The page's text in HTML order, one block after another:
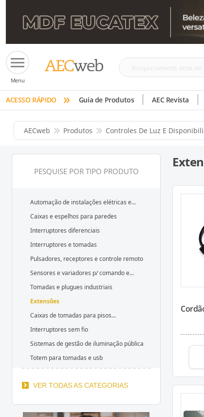
Menu
Busque
tinta,
etc
ACESSO RÁPIDO » Guia de Produtos AEC Revista
AECweb Produtos Controles De Luz E
PESQUISE POR TIPO PRODUTO
Automação de instalações elétricas e...
Caixas e espelhos para paredes
Interruptores diferenciais
Interruptores e tomadas
Pulsadores, receptores e controle remoto
Sensores e variadores p/ comando e...
Tomadas e plugues industriais
Extensões
Caixas de tomadas para pisos...
Interruptores sem fio
Sistemas de gestão de iluminação pública
Totem para tomadas e usb
VER TODAS AS CATEGORIAS